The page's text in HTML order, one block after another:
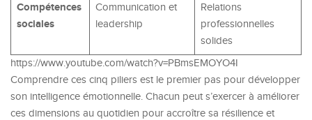
Compétences
sociales
Communication et
leadership
Relations
professionnelles
solides
https://www.youtube.com/watch?v=PBmsEMOYO4I
Comprendre ces cinq piliers est le premier pas pour développer
son intelligence émotionnelle. Chacun peut s’exercer à améliorer
ces dimensions au quotidien pour accroître sa résilience et